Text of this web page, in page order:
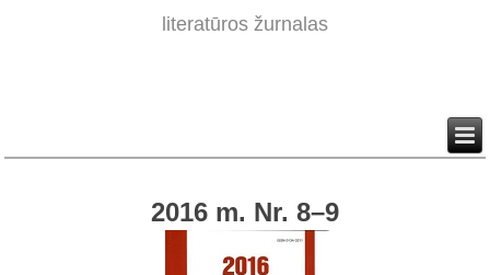
literatūros žurnalas
2016 m. Nr. 8–9